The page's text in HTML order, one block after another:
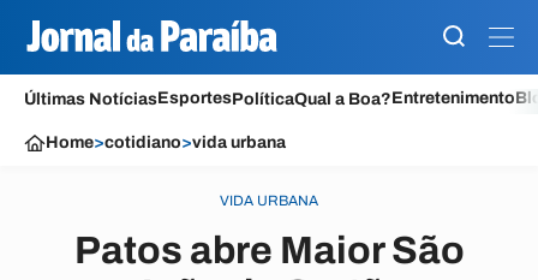
Últimas NotíciasEsportesPolíticaQual a Boa?Entretenimento
Home>cotidiano>vida urbana
VIDA URBANA
Patos abre Maior São